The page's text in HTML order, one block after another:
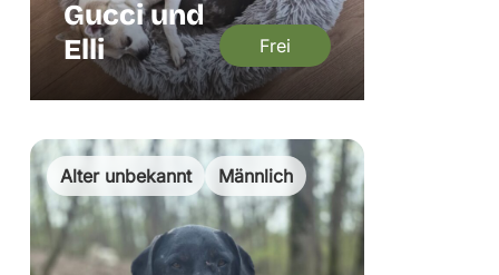
Gucci und
Elli
Frei
Alter unbekannt Männlich